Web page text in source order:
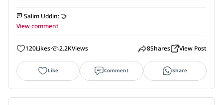
Salim Uddin:🤝
View comment
120Likes 2.2KViews 8Shares View Post
Like Comment Share